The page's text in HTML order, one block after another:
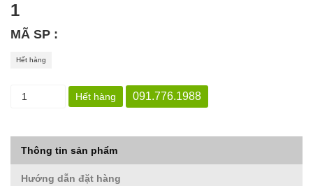
1
MÃ SP :
Hết hàng
Hết hàng 091.776.1988
Thông tin sản phẩm
Hướng dẫn đặt hàng